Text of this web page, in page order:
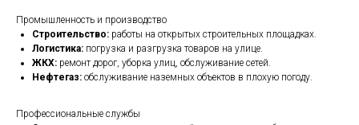
Промышленность и производство
Строительство: работы на открытых строительных площадках.
Логистика: погрузка и разгрузка товаров на улице.
ЖКХ: ремонт дорог, уборка улиц, обслуживание сетей.
Нефтегаз: обслуживание наземных объектов в плохую погоду.
Профессиональные службы